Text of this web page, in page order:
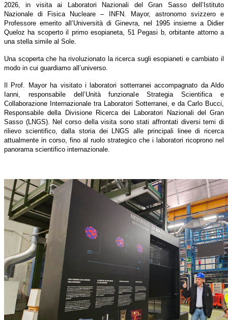
2026, in visita ai Laboratori Nazionali del Gran Sasso dell’Istituto
Nazionale di Fisica Nucleare – INFN. Mayor, astronomo svizzero e
Professore emerito all’Università di Ginevra, nel 1995 insieme a Didier
Queloz ha scoperto il primo esopianeta, 51 Pegasi b, orbitante attorno a
una stella simile al Sole.
Una scoperta che ha rivoluzionato la ricerca sugli esopianeti e cambiato il
modo in cui guardiamo all’universo.
Il Prof. Mayor ha visitato i laboratori sotterranei accompagnato da Aldo
Ianni, responsabile dell’Unità funzionale Strategia Scientifica e
Collaborazione Internazionale tra Laboratori Sotterranei, e da Carlo Bucci,
Responsabile della Divisione Ricerca dei Laboratori Nazionali del Gran
Sasso (LNGS). Nel corso della visita sono stati affrontati diversi temi di
rilievo scientifico, dalla storia dei LNGS alle principali linee di ricerca
attualmente in corso, fino al ruolo strategico che i laboratori ricoprono nel
panorama scientifico internazionale.